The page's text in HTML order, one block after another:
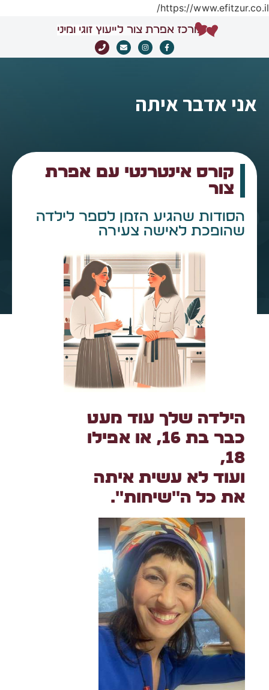
https://www.efitzur.co.il/
מרכז אפרת צור לייעוץ זוגי ומיני
אני אדבר איתה
קורס אינטרנטי עם אפרת
צור
הסודות שהגיע הזמן לספר לילדה
שהופכת לאישה צעירה
הילדה שלך עוד מעט
כבר בת 16,
או אפילו
18,
ועוד לא עשית איתה
את כל ה״שיחות״…